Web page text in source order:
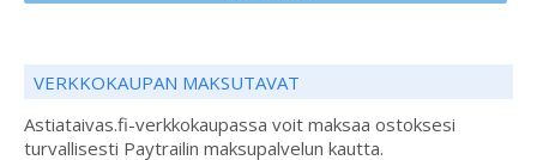
VERKKOKAUPAN MAKSUTAVAT
Astiataivas.fi-verkkokaupassa voit maksaa ostoksesi
turvallisesti Paytrailin maksupalvelun kautta.